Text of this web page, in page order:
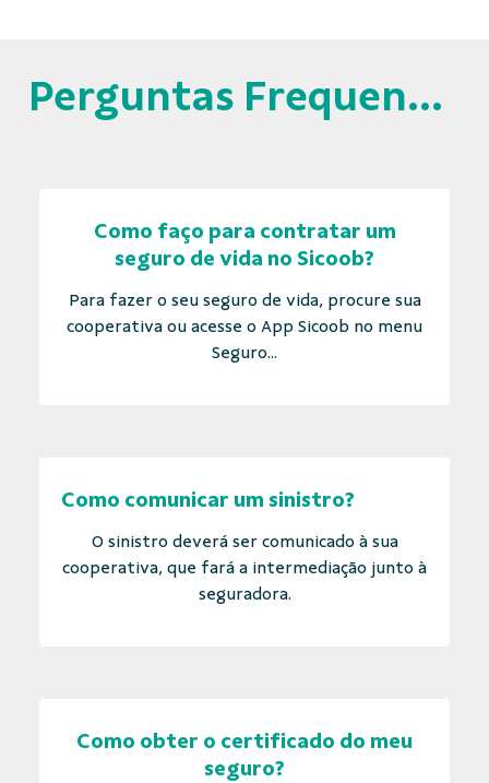
Perguntas Frequentes
Como faço para contratar um
seguro de vida no Sicoob?
Para fazer o seu seguro de vida, procure sua
cooperativa ou acesse o App Sicoob no menu
Seguro...
Como comunicar um sinistro?
O sinistro deverá ser comunicado à sua
cooperativa, que fará a intermediação junto à
seguradora.
Como obter o certificado do meu
seguro?